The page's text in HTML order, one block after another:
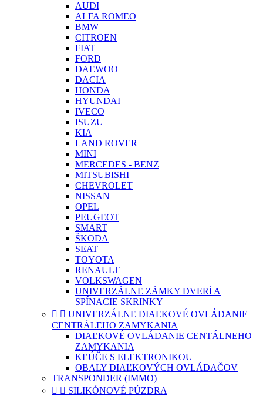
AUDI
ALFA ROMEO
BMW
CITROEN
FIAT
FORD
DAEWOO
DACIA
HONDA
HYUNDAI
IVECO
ISUZU
KIA
LAND ROVER
MINI
MERCEDES - BENZ
MITSUBISHI
CHEVROLET
NISSAN
OPEL
PEUGEOT
SMART
ŠKODA
SEAT
TOYOTA
RENAULT
VOLKSWAGEN
UNIVERZÁLNE ZÁMKY DVERÍ A
SPÍNACIE SKRINKY
  UNIVERZÁLNE DIAĽKOVÉ OVLÁDANIE
CENTRÁLEHO ZAMYKANIA
DIAĽKOVÉ OVLÁDANIE CENTÁLNEHO
ZAMYKANIA
KĽÚČE S ELEKTRONIKOU
OBALY DIAĽKOVÝCH OVLÁDAČOV
TRANSPONDER (IMMO)
  SILIKÓNOVÉ PÚZDRA